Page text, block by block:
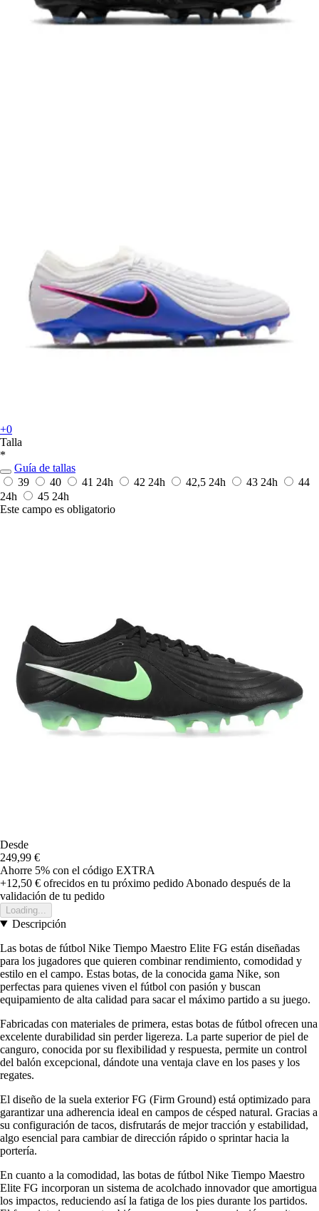
+0
Talla
*
Guía de tallas
39
40 41 24h 42 24h 42,5 24h 43 24h
44
24h
45 24h
Este campo es obligatorio
Desde
249,99 €
Ahorre 5% con el código EXTRA
+12,50 € ofrecidos en tu próximo pedido Abonado después de la
validación de tu pedido
Loading...
Descripción
Las botas de fútbol Nike Tiempo Maestro Elite FG están diseñadas
para los jugadores que quieren combinar rendimiento, comodidad y
estilo en el campo. Estas botas, de la conocida gama Nike, son
perfectas para quienes viven el fútbol con pasión y buscan
equipamiento de alta calidad para sacar el máximo partido a su juego.
Fabricadas con materiales de primera, estas botas de fútbol ofrecen una
excelente durabilidad sin perder ligereza. La parte superior de piel de
canguro, conocida por su flexibilidad y respuesta, permite un control
del balón excepcional, dándote una ventaja clave en los pases y los
regates.
El diseño de la suela exterior FG (Firm Ground) está optimizado para
garantizar una adherencia ideal en campos de césped natural. Gracias a
su configuración de tacos, disfrutarás de mejor tracción y estabilidad,
algo esencial para cambiar de dirección rápido o sprintar hacia la
portería.
En cuanto a la comodidad, las botas de fútbol Nike Tiempo Maestro
Elite FG incorporan un sistema de acolchado innovador que amortigua
los impactos, reduciendo así la fatiga de los pies durante los partidos.